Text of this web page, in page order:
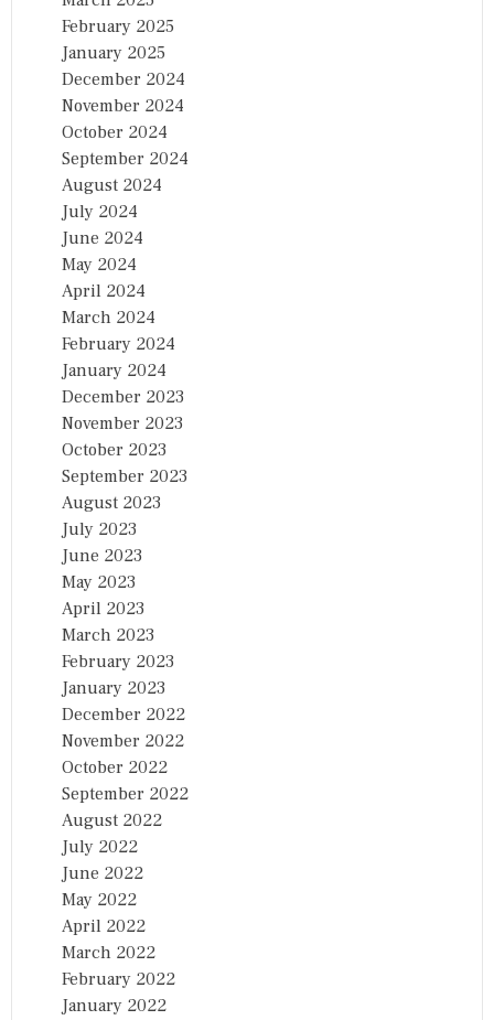
February 2025
January 2025
December 2024
November 2024
October 2024
September 2024
August 2024
July 2024
June 2024
May 2024
April 2024
March 2024
February 2024
January 2024
December 2023
November 2023
October 2023
September 2023
August 2023
July 2023
June 2023
May 2023
April 2023
March 2023
February 2023
January 2023
December 2022
November 2022
October 2022
September 2022
August 2022
July 2022
June 2022
May 2022
April 2022
March 2022
February 2022
January 2022